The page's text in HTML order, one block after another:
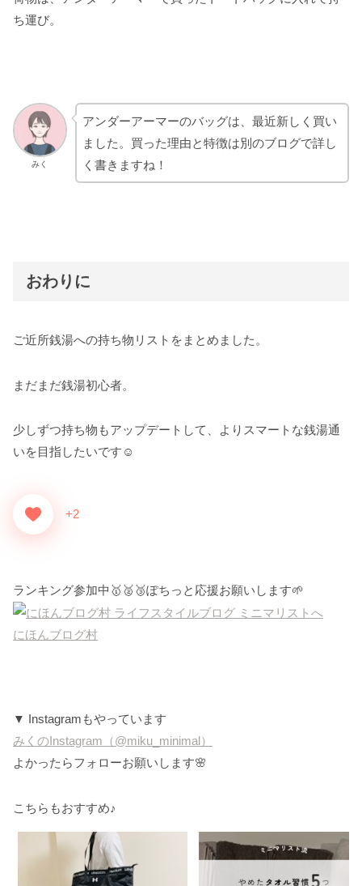
ち運び。
みく
アンダーアーマーのバッグは、最近新しく買い
ました。買った理由と特徴は別のブログで詳し
く書きますね！
おわりに
ご近所銭湯への持ち物リストをまとめました。
まだまだ銭湯初心者。
少しずつ持ち物もアップデートして、よりスマートな銭湯通
いを目指したいです☺️
+2
ランキング参加中🥇🥈🥉ぽちっと応援お願いします🌱
にほんブログ村
▼ Instagramもやっています
みくのInstagram（@miku_minimal）
よかったらフォローお願いします🌸
こちらもおすすめ♪